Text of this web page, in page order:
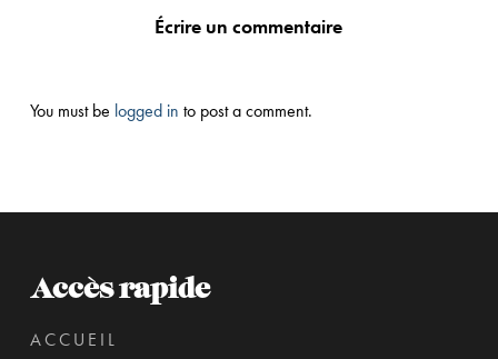
Écrire un commentaire
You must be logged in to post a comment.
Accès rapide
ACCUEIL